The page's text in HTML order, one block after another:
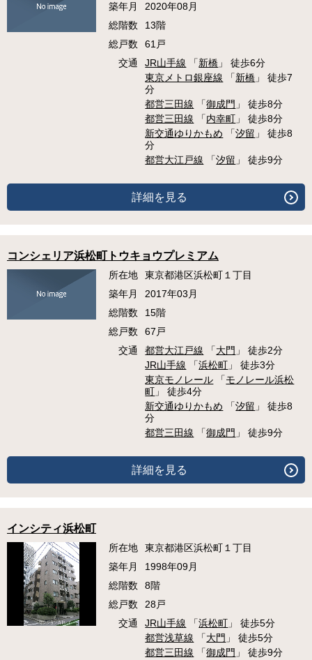
築年月
2020年08月
総階数
13階
総戸数
61戸
交通
JR山手線 「新橋 」 徒歩6分
東京メトロ銀座線 「新橋 」 徒歩7
分
都営三田線 「御成門 」 徒歩8分
都営三田線 「内幸町 」 徒歩8分
新交通ゆりかもめ 「汐留 」 徒歩8
分
都営大江戸線 「汐留 」 徒歩9分
詳細を見る
コンシェリア浜松町トウキョウプレミアム
所在地
東京都港区浜松町１丁目
築年月
2017年03月
総階数
15階
総戸数
67戸
交通
都営大江戸線 「大門 」 徒歩2分
JR山手線 「浜松町 」 徒歩3分
東京モノレール 「モノレール浜松
町 」 徒歩4分
新交通ゆりかもめ 「汐留 」 徒歩8
分
都営三田線 「御成門 」 徒歩9分
詳細を見る
インシティ浜松町
所在地
東京都港区浜松町１丁目
築年月
1998年09月
総階数
8階
総戸数
28戸
交通
JR山手線 「浜松町 」 徒歩5分
都営浅草線 「大門 」 徒歩5分
都営三田線 「御成門 」 徒歩9分